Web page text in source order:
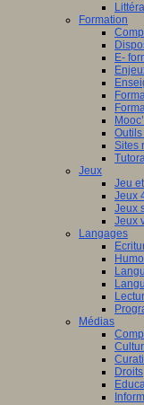
Formation
E-
Sites
Jeux
Jeu
Jeux
Jeux
Jeux
Langages
Médias
Droits